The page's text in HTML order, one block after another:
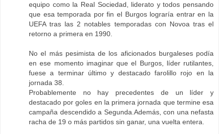
equipo como la Real Sociedad, liderato y todos pensando
que esa temporada por fin el Burgos lograría entrar en la
UEFA tras las 2 notables temporadas con Novoa tras el
retorno a primera en 1990.
No el más pesimista de los aficionados burgaleses podía
en ese momento imaginar que el Burgos, líder rutilantes,
fuese a terminar último y destacado farolillo rojo en la
jornada 38.
Probablemente no hay precedentes de un líder y
destacado por goles en la primera jornada que termine esa
campaña descendido a Segunda.Además, con una nefasta
racha de 19 o más partidos sin ganar, una vuelta entera.